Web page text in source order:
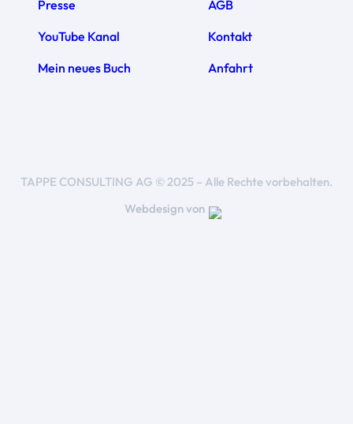
Presse
YouTube Kanal
Mein neues Buch
AGB
Kontakt
Anfahrt
TAPPE CONSULTING AG © 2025 – Alle Rechte vorbehalten.
Webdesign von